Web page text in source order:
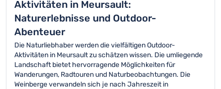
Aktivitäten in Meursault:
Naturerlebnisse und Outdoor-
Abenteuer
Die Naturliebhaber werden die vielfältigen Outdoor-
Aktivitäten in Meursault zu schätzen wissen. Die umliegende
Landschaft bietet hervorragende Möglichkeiten für
Wanderungen, Radtouren und Naturbeobachtungen. Die
Weinberge verwandeln sich je nach Jahreszeit in